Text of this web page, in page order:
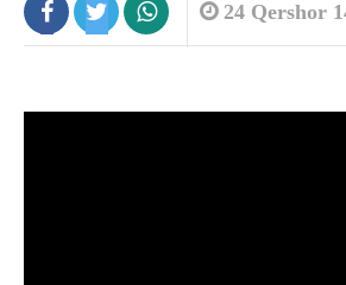
24 Qershor